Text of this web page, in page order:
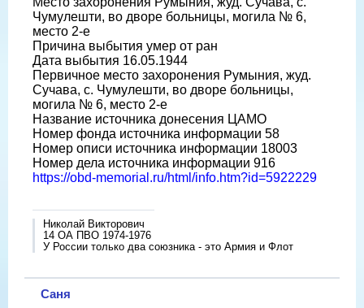
Чумулешти, во дворе больницы, могила № 6,
место 2-е
Причина выбытия умер от ран
Дата выбытия 16.05.1944
Первичное место захоронения Румыния, жуд.
Сучава, с. Чумулешти, во дворе больницы,
могила № 6, место 2-е
Название источника донесения ЦАМО
Номер фонда источника информации 58
Номер описи источника информации 18003
Номер дела источника информации 916
https://obd-memorial.ru/html/info.htm?id=5922229
Николай Викторович
14 ОА ПВО 1974-1976
У России только два союзника - это Армия и Флот
Саня